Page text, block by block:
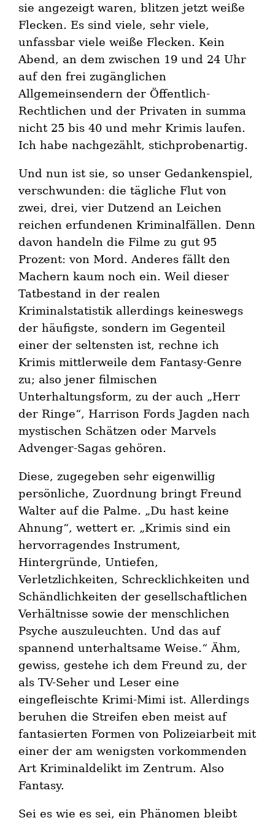
sie angezeigt waren, blitzen jetzt weiße
Flecken. Es sind viele, sehr viele,
unfassbar viele weiße Flecken. Kein
Abend, an dem zwischen 19 und 24 Uhr
auf den frei zugänglichen
Allgemeinsendern der Öffentlich-
Rechtlichen und der Privaten in summa
nicht 25 bis 40 und mehr Krimis laufen.
Ich habe nachgezählt, stichprobenartig.
Und nun ist sie, so unser Gedankenspiel,
verschwunden: die tägliche Flut von
zwei, drei, vier Dutzend an Leichen
reichen erfundenen Kriminalfällen. Denn
davon handeln die Filme zu gut 95
Prozent: von Mord. Anderes fällt den
Machern kaum noch ein. Weil dieser
Tatbestand in der realen
Kriminalstatistik allerdings keineswegs
der häufigste, sondern im Gegenteil
einer der seltensten ist, rechne ich
Krimis mittlerweile dem Fantasy-Genre
zu; also jener filmischen
Unterhaltungsform, zu der auch „Herr
der Ringe“, Harrison Fords Jagden nach
mystischen Schätzen oder Marvels
Advenger-Sagas gehören.
Diese, zugegeben sehr eigenwillig
persönliche, Zuordnung bringt Freund
Walter auf die Palme. „Du hast keine
Ahnung“, wettert er. „Krimis sind ein
hervorragendes Instrument,
Hintergründe, Untiefen,
Verletzlichkeiten, Schrecklichkeiten und
Schändlichkeiten der gesellschaftlichen
Verhältnisse sowie der menschlichen
Psyche auszuleuchten. Und das auf
spannend unterhaltsame Weise.“ Ähm,
gewiss, gestehe ich dem Freund zu, der
als TV-Seher und Leser eine
eingefleischte Krimi-Mimi ist. Allerdings
beruhen die Streifen eben meist auf
fantasierten Formen von Polizeiarbeit mit
einer der am wenigsten vorkommenden
Art Kriminaldelikt im Zentrum. Also
Fantasy.
Sei es wie es sei, ein Phänomen bleibt